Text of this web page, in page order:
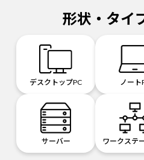
形状・タイ
デスクトップPC ノート
サーバー ワークステ